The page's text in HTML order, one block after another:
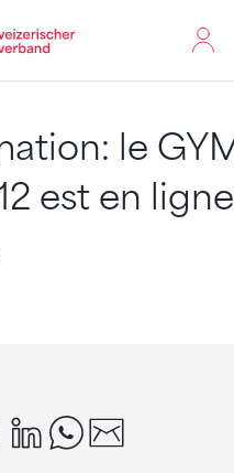
navigierendieser Seite wird
le
est en ligne
x linkedinwhatsapp